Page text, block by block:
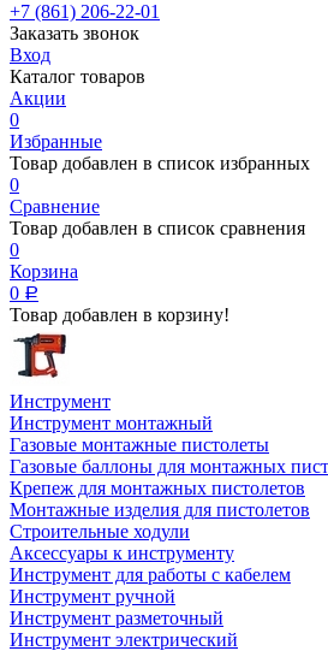
+7 (861) 206-22-01
Заказать звонок
Вход
Каталог товаров
Акции
0
Избранные
Товар добавлен в список избранных
0
Сравнение
Товар добавлен в список сравнения
0
Корзина
0 Р
Товар добавлен в корзину!
Инструмент
Инструмент монтажный
Газовые монтажные пистолеты
Газовые баллоны для монтажных
Крепеж для монтажных пистолетов
Монтажные изделия для пистолетов
Строительные ходули
Аксессуары к инструменту
Инструмент для работы с кабелем
Инструмент ручной
Инструмент разметочный
Инструмент электрический